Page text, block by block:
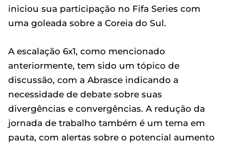
iniciou sua participação no Fifa Series com
uma goleada sobre a Coreia do Sul.
A escalação 6x1, como mencionado
anteriormente, tem sido um tópico de
discussão, com a Abrasce indicando a
necessidade de debate sobre suas
divergências e convergências. A redução da
jornada de trabalho também é um tema em
pauta, com alertas sobre o potencial aumento